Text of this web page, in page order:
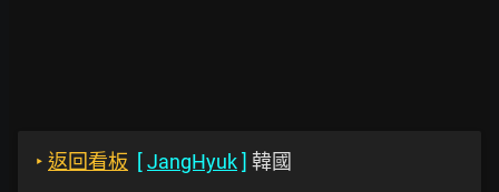
‣ 返回看板 [JangHyuk] 韓國